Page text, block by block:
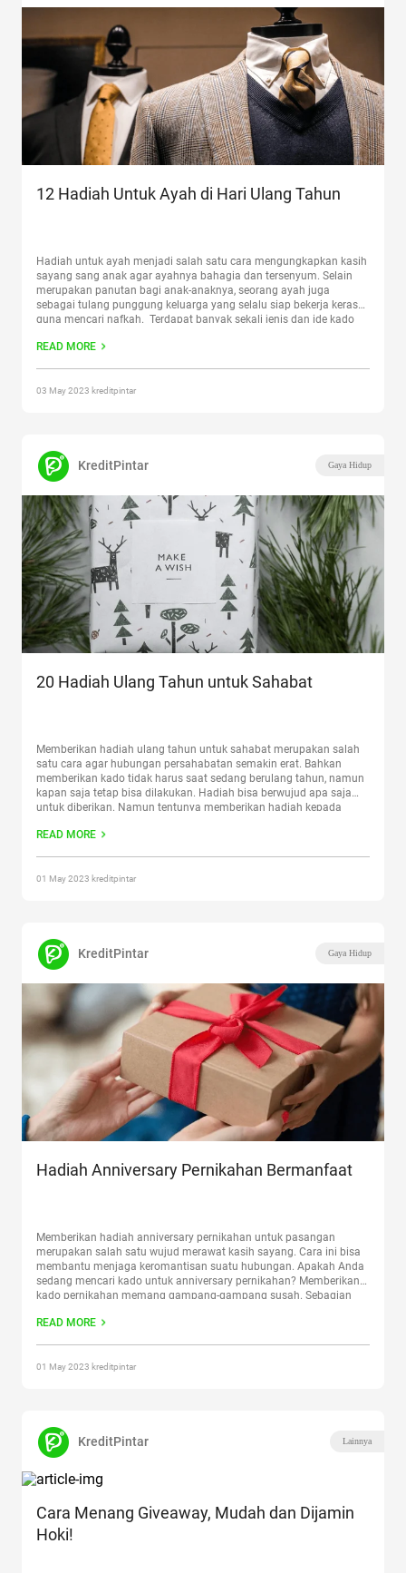
12 Hadiah Untuk Ayah di Hari Ulang Tahun
Hadiah untuk ayah menjadi salah satu cara mengungkapkan kasih
sayang sang anak agar ayahnya bahagia dan tersenyum. Selain
merupakan panutan bagi anak-anaknya, seorang ayah juga
sebagai tulang punggung keluarga yang selalu siap bekerja keras
guna mencari nafkah. Terdapat banyak sekali jenis dan ide kado
Terdapat banyak
READ MORE
03 May 2023 kreditpintar
KreditPintar Gaya Hidup
20 Hadiah Ulang Tahun untuk Sahabat
Memberikan hadiah ulang tahun untuk sahabat merupakan salah
satu cara agar hubungan persahabatan semakin erat. Bahkan
memberikan kado tidak harus saat sedang berulang tahun, namun
kapan saja tetap bisa dilakukan. Hadiah bisa berwujud apa saja
untuk diberikan. Namun tentunya memberikan hadiah kepada
bermanfaat bukan? Jika seseorang tahu bahwa
READ MORE
01 May 2023 kreditpintar
KreditPintar Gaya Hidup
Hadiah Anniversary Pernikahan Bermanfaat
Memberikan hadiah anniversary pernikahan untuk pasangan
merupakan salah satu wujud merawat kasih sayang. Cara ini bisa
membantu menjaga keromantisan suatu hubungan. Apakah Anda
sedang mencari kado untuk anniversary pernikahan? Memberikan
kado pernikahan memang gampang-gampang susah. Sebagian
cocok diberikan. Oleh karenanya, artikel berikut akan membantu
READ MORE
01 May 2023 kreditpintar
KreditPintar Lainnya
Cara Menang Giveaway, Mudah dan Dijamin
Hoki!